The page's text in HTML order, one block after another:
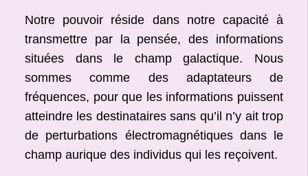
Notre pouvoir réside dans notre capacité à
transmettre par la pensée, des informations
situées dans le champ galactique. Nous
sommes comme des adaptateurs de
fréquences, pour que les informations puissent
atteindre les destinataires sans qu’il n’y ait trop
de perturbations électromagnétiques dans le
champ aurique des individus qui les reçoivent.